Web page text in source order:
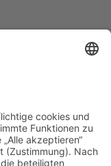
Tanz oder